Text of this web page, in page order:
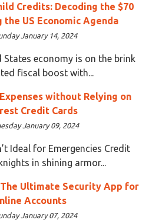
Credits: Decoding the $70
US Economic Agenda
January 14, 2024
economy is on the brink
fiscal boost with...
without Relying on
Credit Cards
January 09, 2024
Ideal for Emergencies Credit
in shining armor...
Ultimate Security App for
Accounts
January 07, 2024